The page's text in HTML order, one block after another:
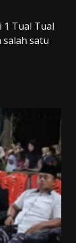
1 Tual Tual
salah satu